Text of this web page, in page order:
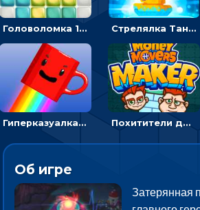
Головоломка 10х10 Стрелялка Танковые войны: бить по танку врага, чтобы уничтожить зло
Гиперказуалка Летающая чашка кофе: двигаться и собирать кубики сахара Похитители денег: управляйте друзьями и соберите все мешки с долларами
Об игре
Затерянная